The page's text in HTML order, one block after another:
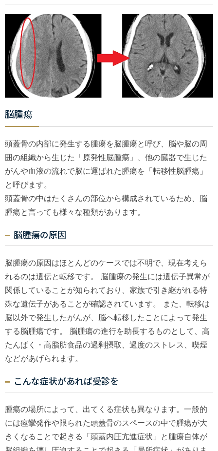
脳腫瘍
頭蓋骨の内部に発生する腫瘍を脳腫瘍と呼び、脳や脳の周
囲の組織から生じた「原発性脳腫瘍」、他の臓器で生じた
がんや血液の流れで脳に運ばれた腫瘍を「転移性脳腫瘍」
と呼びます。
頭蓋骨の中はたくさんの部位から構成されているため、脳
腫瘍と言っても様々な種類があります。
脳腫瘍の原因
脳腫瘍の原因はほとんどのケースでは不明で、現在考えら
れるのは遺伝と転移です。 脳腫瘍の発生には遺伝子異常が
関係していることが知られており、家族で引き継がれる特
殊な遺伝子があることが確認されています。 また、転移は
脳以外で発生したがんが、脳へ転移したことによって発生
する脳腫瘍です。 脳腫瘍の進行を助長するものとして、高
たんぱく・高脂肪食品の過剰摂取、過度のストレス、喫煙
などがあげられます。
こんな症状があれば受診を
腫瘍の場所によって、出てくる症状も異なります。一般的
には痙攣発作や限られた頭蓋骨のスペースの中で腫瘍が大
きくなることで起きる「頭蓋内圧亢進症状」と腫瘍自体が